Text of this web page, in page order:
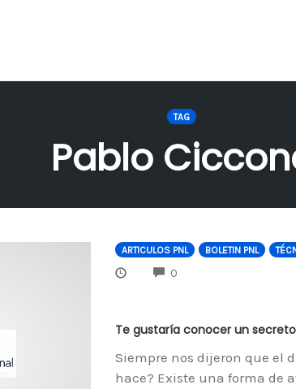
TAG
Pablo
ARTICULOS PNL BOLETIN PNL
0
Te gustaría conocer un secreto
Siempre nos dijeron que el
hace? Existe una forma de